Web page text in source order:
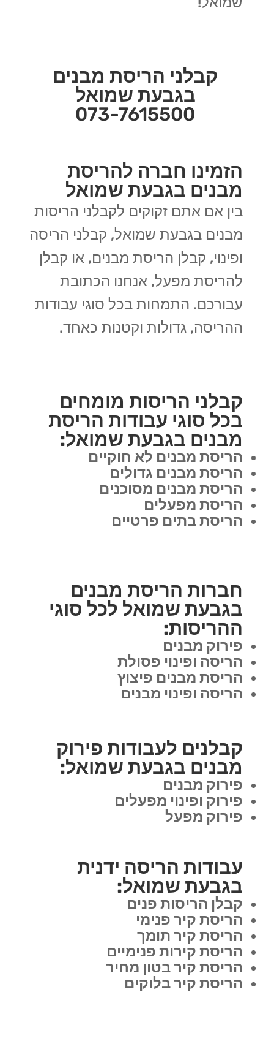
קבלני הריסת מבנים
בגבעת שמואל
073-7615500
הזמינו חברה להריסת
מבנים בגבעת שמואל
בין אם אתם זקוקים לקבלני הריסות
מבנים בגבעת שמואל, קבלני הריסה
ופינוי, קבלן הריסת מבנים, או קבלן
להריסת מפעל, אנחנו הכתובת
עבורכם. התמחות בכל סוגי עבודות
ההריסה, גדולות וקטנות כאחד.
קבלני הריסות מומחים
בכל סוגי עבודות הריסת
מבנים בגבעת שמואל:
הריסת מבנים לא חוקיים
הריסת מבנים גדולים
הריסת מבנים מסוכנים
הריסת מפעלים
הריסת בתים פרטיים
חברות הריסת מבנים
בגבעת שמואל לכל סוגי
ההריסות:
פירוק מבנים
הריסה ופינוי פסולת
הריסת מבנים פיצוץ
הריסה ופינוי מבנים
קבלנים לעבודות פירוק
מבנים בגבעת שמואל:
פירוק מבנים
פירוק ופינוי מפעלים
פירוק מפעל
עבודות הריסה ידנית
בגבעת שמואל:
קבלן הריסות פנים
הריסת קיר פנימי
הריסת קיר תומך
הריסת קירות פנימיים
הריסת קיר בטון מחיר
הריסת קיר בלוקים